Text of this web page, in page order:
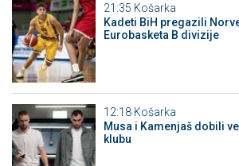
21:35 Košarka
Kadeti BiH pregazili
Eurobasketa B divizije
12:18 Košarka
Musa i Kamenjaš dobili
klubu